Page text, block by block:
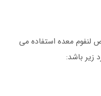
معده استفاده می
زیر باشد: